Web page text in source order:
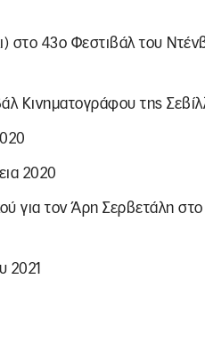
στο 43ο Φεστιβάλ του
Κινηματογράφου της
2020
για τον Άρη Σερβετάλη στο
2021